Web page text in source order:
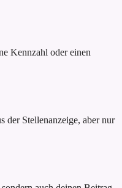
Kennzahl oder einen
der Stellenanzeige, aber nur